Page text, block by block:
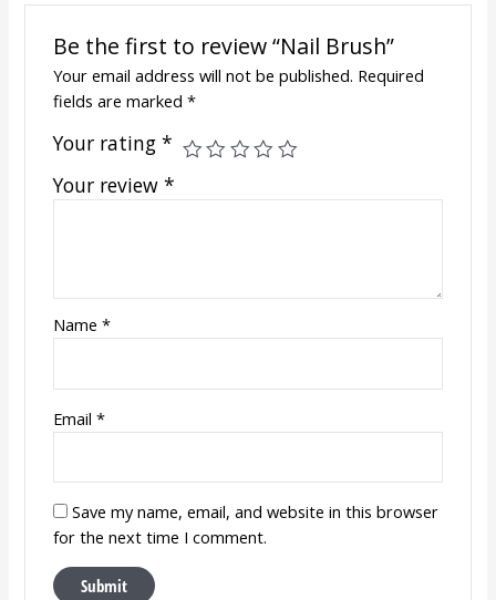
Be the first to review “Nail Brush”
Your email address will not be published. Required
fields are marked *
Your rating *
Your review *
Name *
Email *
Save my name, email, and website in this browser
for the next time I comment.